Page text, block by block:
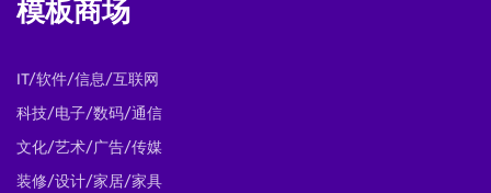
模板商场
IT/软件/信息/互联网
科技/电子/数码/通信
文化/艺术/广告/传媒
装修/设计/家居/家具